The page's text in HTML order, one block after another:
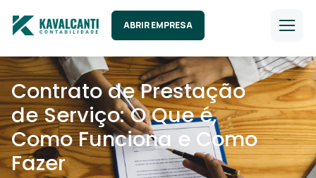
ABRIR EMPRESA
Contrato de Prestação
de Serviço: O Que é,
Como Funciona e Como
Fazer